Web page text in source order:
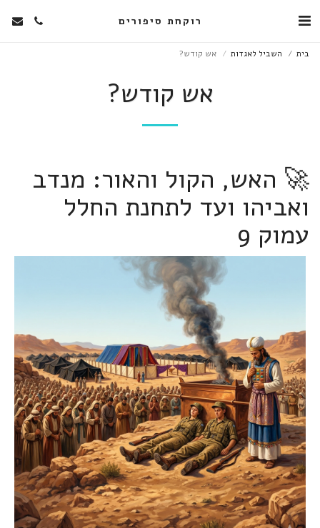
רוקחת סיפורים
בית השביל לאגדות אש קודש?
אש קודש?
🚀 האש, הקול והאור: מנדב
ואביהו ועד לתחנת החלל
עמוק 9